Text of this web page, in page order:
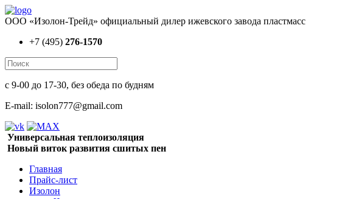
ООО «Изолон-Трейд» официальный дилер ижевского завода пластмасс
+7 (495) 276-1570
с 9-00 до 17-30, без обеда по будням
E-mail: isolon777@gmail.com
Универсальная теплоизоляция
Новый виток развития сшитых пен
Главная
Прайс-лист
Изолон